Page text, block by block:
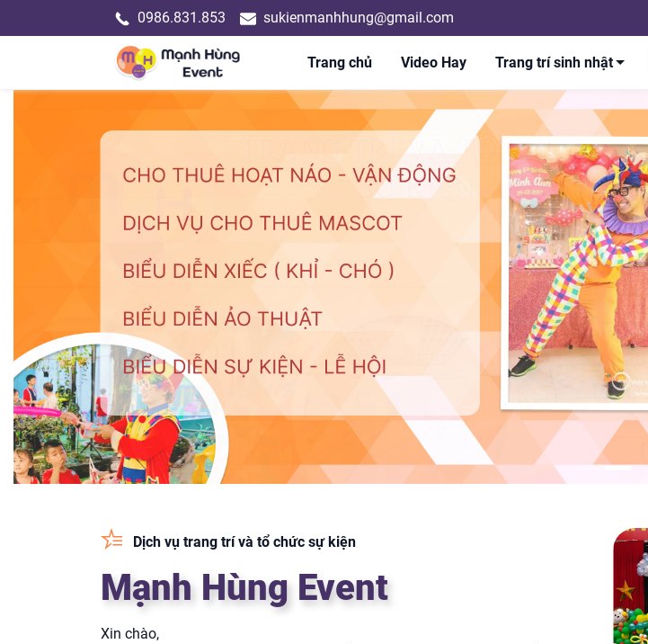
0986.831.853 sukienmanhhung@gmail.com
Trang chủ Video Hay Trang trí sinh nhật
Dịch vụ trang trí và tổ chức sự kiện
Mạnh Hùng Event
Xin chào,